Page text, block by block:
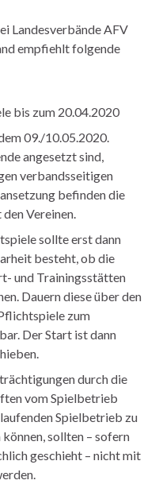
Landesverbände AFV
empfiehlt folgende
bis zum 20.04.2020
09./10.05.2020.
angesetzt sind,
verbandsseitigen
befinden die
Vereinen.
sollte erst dann
besteht, ob die
und Trainingsstätten
Dauern diese über den
zum
Der Start ist dann
durch die
vom Spielbetrieb
Spielbetrieb zu
sollten – sofern
geschieht – nicht mit